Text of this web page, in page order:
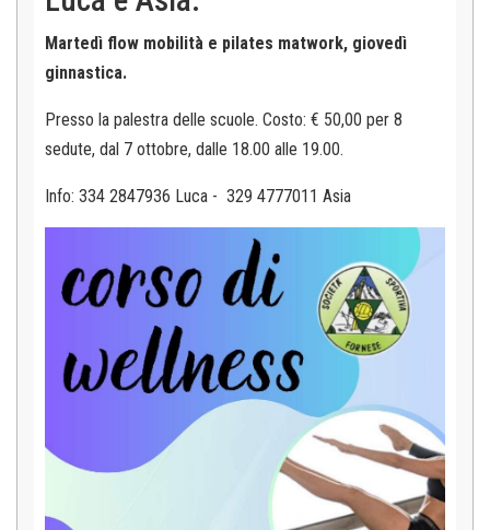
Martedì flow mobilità e pilates matwork, giovedì
ginnastica.
Presso la palestra delle scuole. Costo: € 50,00 per 8
sedute, dal 7 ottobre, dalle 18.00 alle 19.00.
Info: 334 2847936 Luca - 329 4777011 Asia